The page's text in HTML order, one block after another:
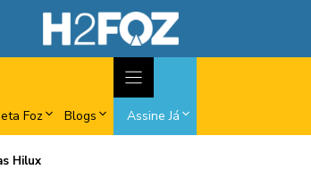
Foz Blogs Assine Já
Hilux